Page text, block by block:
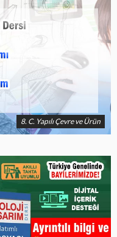
8. C. Yapılı Çevre ve Ürün